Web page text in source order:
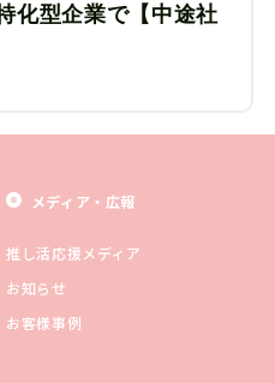
化型企業で【中途社
メディア・広報
推し活応援メディア
お知らせ
お客様事例